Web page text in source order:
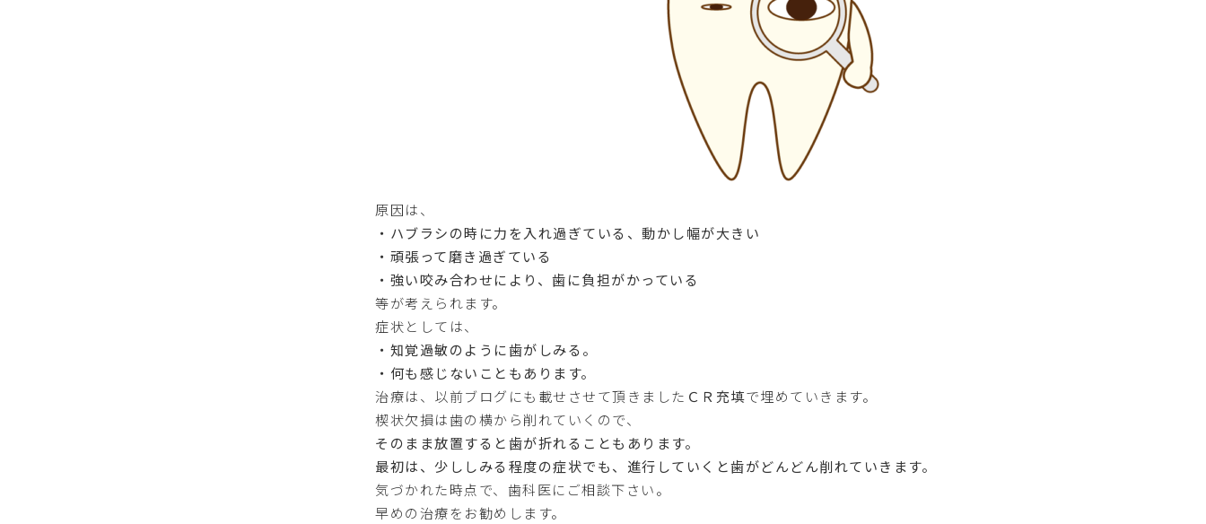
原因は、
・ハブラシの時に力を入れ過ぎている、動かし幅が大きい
・頑張って磨き過ぎている
・強い咬み合わせにより、歯に負担がかっている
等が考えられます。
症状としては、
・知覚過敏のように歯がしみる。
・何も感じないこともあります。
治療は、以前ブログにも載せさせて頂きました ＣＲ充填で埋めていきます。
楔状欠損は歯の横から削れていくので、
そのまま放置すると歯が折れることもあります。
最初は、少ししみる程度の症状でも、進行していくと歯がどんどん削れていきます。
気づかれた時点で、歯科医にご相談下さい。
早めの治療をお勧めします。